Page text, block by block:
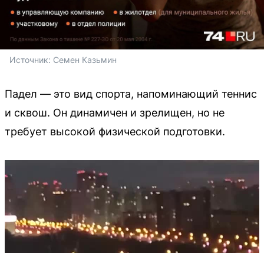
Источник: Семен Казьмин
Падел — это вид спорта, напоминающий теннис
и сквош. Он динамичен и зрелищен, но не
требует высокой физической подготовки.